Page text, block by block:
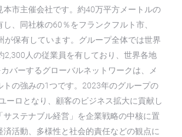
本市主催会社です。約40万平方メートルの
し、同社株の60％をフランクフルト市、
が保有しています。グループ全体では世界
2,300人の従業員を有しており、世界各地
バーするグローバルネットワークは、メ
トの強みの1つです。2023年のグループの
ーロとなり、顧客のビジネス拡大に貢献し
サステナブル経営」を企業戦略の中核に置
済活動、多様性と社会的責任などの観点に